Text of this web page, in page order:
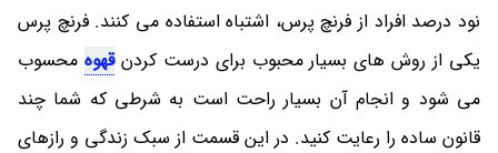
نود درصد افراد از فرنچ پرس، اشتباه استفاده می کنند. فرنچ پرس
یکی از روش های بسیار محبوب برای درست کردنقهوه محسوب
می شود و انجام آن بسیار راحت است به شرطی که شما چند
قانون ساده را رعایت کنید. در این قسمت از سبک زندگی و رازهای